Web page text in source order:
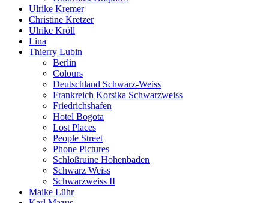
Ulrike Kremer
Christine Kretzer
Ulrike Kröll
Lina
Thierry Lubin
Berlin
Colours
Deutschland Schwarz-Weiss
Frankreich Korsika Schwarzweiss
Friedrichshafen
Hotel Bogota
Lost Places
People Street
Phone Pictures
Schloßruine Hohenbaden
Schwarz Weiss
Schwarzweiss II
Maike Lühr